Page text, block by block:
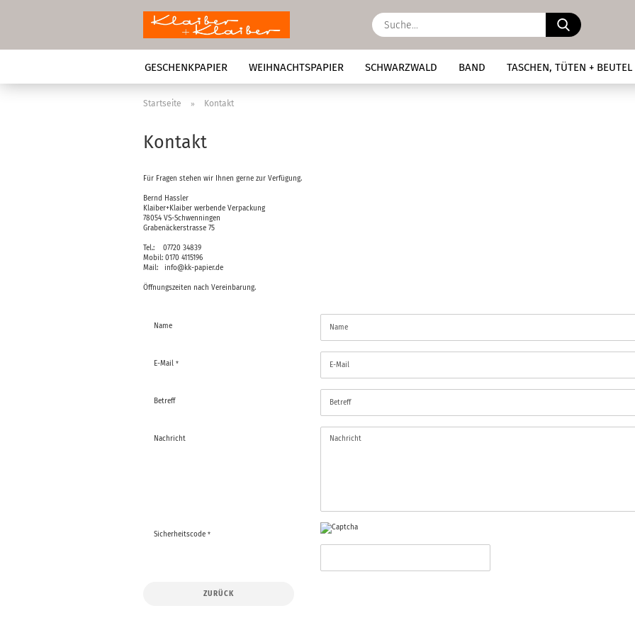
Suche...
GESCHENKPAPIER WEIHNACHTSPAPIER SCHWARZWALD BAND TASCHEN, TÜTEN + BEUTEL
Startseite » Kontakt
Kontakt
Für Fragen stehen wir Ihnen gerne zur Verfügung.
Bernd Hassler
Klaiber+Klaiber werbende Verpackung
78054 VS-Schwenningen
Grabenäckerstrasse 75
Tel.: 07720 34839
Mobil: 0170 4115196
Mail: info@kk-papier.de
Öffnungszeiten nach Vereinbarung.
Name
E-Mail
Betreff
Nachricht
Sicherheitscode
ZURÜCK